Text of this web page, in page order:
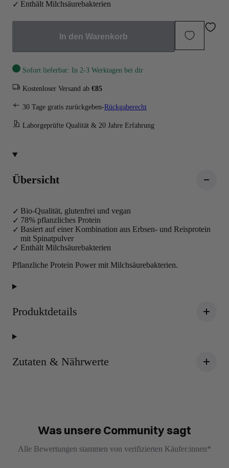
Enthält Milchsäurebakterien
In den Warenkorb
Sofort lieferbar: In 2-3 Werktagen bei dir
Kostenloser Versand ab €85
30 Tage gratis zurückgeben-Rückgaberecht
Laborgeprüfte Qualität & 20 Jahre Erfahrung
Übersicht
Bio-Qualität, glutenfrei und vegan
78% pflanzliches Protein
Basiert auf einer Kombination aus Erbsen- und Reisprotein
mit Spinatpulver
Enthält Milchsäurebakterien
Pflanzliche Protein Power mit Milchsäurebakterien.
Produktdetails
Zutaten & Nährwerte
Was unsere Community sagt
Alle Bewertungen stammen von verifizierten Käufer:innen*